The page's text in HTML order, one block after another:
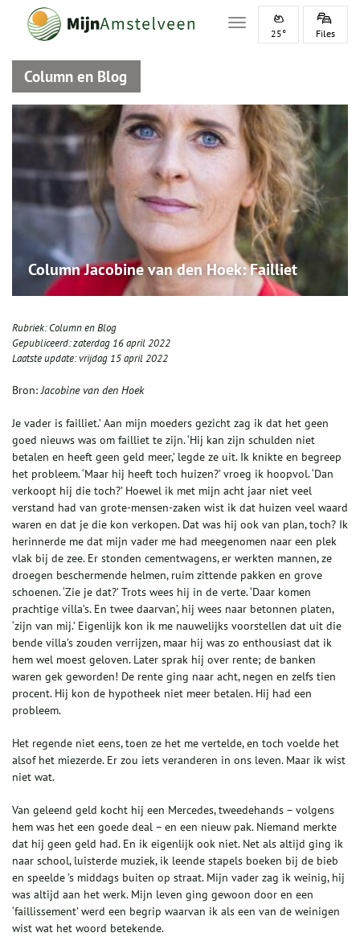
Toggle navigation
25° Files
Column en Blog
Column Jacobine van den Hoek: Failliet
Rubriek:Column en Blog
Gepubliceerd:zaterdag 16 april 2022
Laatste update:vrijdag 15 april 2022
Bron:Jacobine van den Hoek
Je vader is failliet.’ Aan mijn moeders gezicht zag ik dat het geen
goed nieuws was om failliet te zijn. ‘Hij kan zijn schulden niet
betalen en heeft geen geld meer,’ legde ze uit. Ik knikte en begreep
het probleem. ‘Maar hij heeft toch huizen?’ vroeg ik hoopvol. ‘Dan
verkoopt hij die toch?’ Hoewel ik met mijn acht jaar niet veel
verstand had van grote-mensen-zaken wist ik dat huizen veel waard
waren en dat je die kon verkopen. Dat was hij ook van plan, toch? Ik
herinnerde me dat mijn vader me had meegenomen naar een plek
vlak bij de zee. Er stonden cementwagens, er werkten mannen, ze
droegen beschermende helmen, ruim zittende pakken en grove
schoenen. ‘Zie je dat?’ Trots wees hij in de verte. ‘Daar komen
prachtige villa’s. En twee daarvan’, hij wees naar betonnen platen,
‘zijn van mij.’ Eigenlijk kon ik me nauwelijks voorstellen dat uit die
bende villa’s zouden verrijzen, maar hij was zo enthousiast dat ik
hem wel moest geloven. Later sprak hij over rente; de banken
waren gek geworden! De rente ging naar acht, negen en zelfs tien
procent. Hij kon de hypotheek niet meer betalen. Hij had een
probleem.
Het regende niet eens, toen ze het me vertelde, en toch voelde het
alsof het miezerde. Er zou iets veranderen in ons leven. Maar ik wist
niet wat.
Van geleend geld kocht hij een Mercedes, tweedehands – volgens
hem was het een goede deal – en een nieuw pak. Niemand merkte
dat hij geen geld had. En ik eigenlijk ook niet. Net als altijd ging ik
naar school, luisterde muziek, ik leende stapels boeken bij de bieb
en speelde ’s middags buiten op straat. Mijn vader zag ik weinig, hij
was altijd aan het werk. Mijn leven ging gewoon door en een
‘faillissement’ werd een begrip waarvan ik als een van de weinigen
wist wat het woord betekende.